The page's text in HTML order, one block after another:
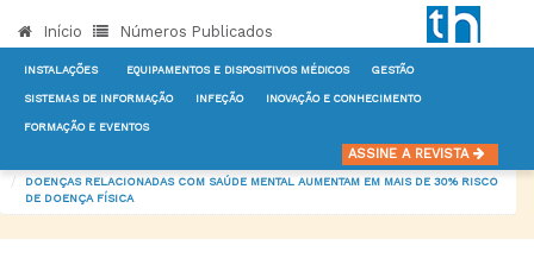
Início Números Publicados
INSTALAÇÕES EQUIPAMENTOS E DISPOSITIVOS MÉDICOS GESTÃO
SISTEMAS DE INFORMAÇÃO INFEÇÃO INOVAÇÃO E CONHECIMENTO
FORMAÇÃO E EVENTOS
ASSINE A REVISTA
DOENÇAS RELACIONADAS COM SAÚDE MENTAL AUMENTAM EM MAIS DE 30% RISCO
DE DOENÇA FÍSICA